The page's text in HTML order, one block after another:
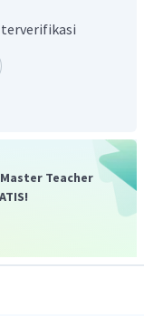
mengalir pada
hukum II
hambatan 40 Ω
terverifikasi
Teacher